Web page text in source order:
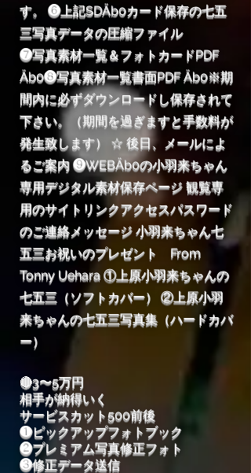
す。 ❻上記SDÄb0カード保存の七五
三写真データの圧縮ファイル
❼写真素材一覧＆フォトカードPDF
Äb0❽写真素材一覧書面PDF Äb0※期
間内に必ずダウンロードし保存されて
下さい。（期間を過ぎますと手数料が
発生致します） ☆ 後日、メールによ
るご案内 ❾WEBÄb0の小羽来ちゃん
専用デジタル素材保存ページ 観覧専
用のサイトリンクアクセスパスワード
のご連絡メッセージ 小羽来ちゃん七
五三お祝いのプレゼント From
Tonny Uehara ①上原小羽来ちゃんの
七五三（ソフトカバー） ②上原小羽
来ちゃんの七五三写真集（ハードカバ
ー）
🔴3〜5万円
相手が納得いく
サービスカット500前後
❶ピックアップフォトブック
❷プレミアム写真修正フォト
❸修正データ送信